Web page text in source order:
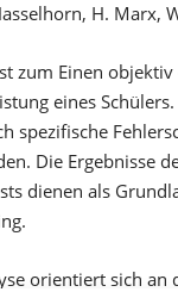
H. Marx,
zum Einen objektiv
eines
spezifische
Die Ergebnisse
dienen als
orientiert sich an